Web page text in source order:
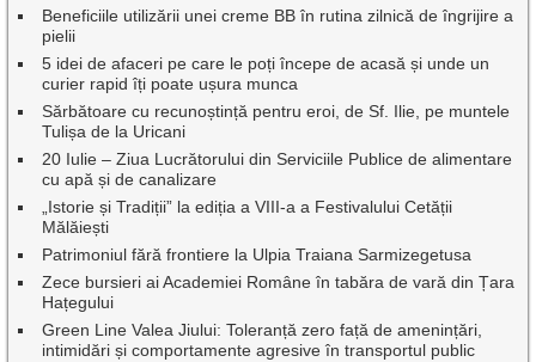
Beneficiile utilizării unei creme BB în rutina zilnică de îngrijire a
pielii
5 idei de afaceri pe care le poți începe de acasă și unde un
curier rapid îți poate ușura munca
Sărbătoare cu recunoștință pentru eroi, de Sf. Ilie, pe muntele
Tulișa de la Uricani
20 Iulie – Ziua Lucrătorului din Serviciile Publice de alimentare
cu apă și de canalizare
„Istorie și Tradiții” la ediția a VIII-a a Festivalului Cetății
Mălăiești
Patrimoniul fără frontiere la Ulpia Traiana Sarmizegetusa
Zece bursieri ai Academiei Române în tabăra de vară din Țara
Hațegului
Green Line Valea Jiului: Toleranță zero față de amenințări,
intimidări și comportamente agresive în transportul public